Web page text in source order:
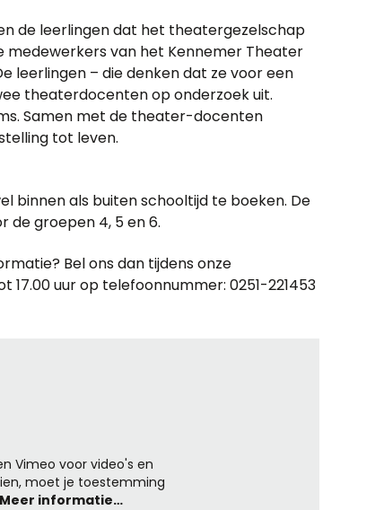
de leerlingen dat het theatergezelschap
van het Kennemer Theater
leerlingen – die denken dat ze voor een
theaterdocenten op onderzoek uit.
Samen met de theater-docenten
tot leven.
binnen als buiten schooltijd te boeken. De
de groepen 4, 5 en 6.
Bel ons dan tijdens onze
17.00 uur op telefoonnummer: 0251-221453
Vimeo voor video's en
moet je toestemming
Meer informatie…